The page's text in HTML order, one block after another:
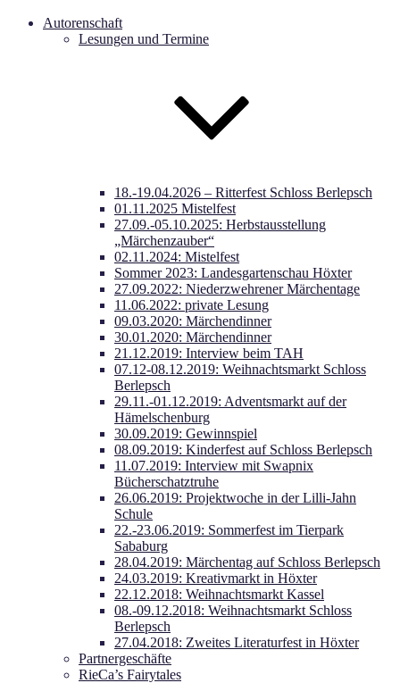
Autorenschaft
Lesungen und Termine
18.-19.04.2026 – Ritterfest Schloss Berlepsch
01.11.2025 Mistelfest
27.09.-05.10.2025: Herbstausstellung
„Märchenzauber“
02.11.2024: Mistelfest
Sommer 2023: Landesgartenschau Höxter
27.09.2022: Niederzwehrener Märchentage
11.06.2022: private Lesung
09.03.2020: Märchendinner
30.01.2020: Märchendinner
21.12.2019: Interview beim TAH
07.12-08.12.2019: Weihnachtsmarkt Schloss
Berlepsch
29.11.-01.12.2019: Adventsmarkt auf der
Hämelschenburg
30.09.2019: Gewinnspiel
08.09.2019: Kinderfest auf Schloss Berlepsch
11.07.2019: Interview mit Swapnix
Bücherschatztruhe
26.06.2019: Projektwoche in der Lilli-Jahn
Schule
22.-23.06.2019: Sommerfest im Tierpark
Sababurg
28.04.2019: Märchentag auf Schloss Berlepsch
24.03.2019: Kreativmarkt in Höxter
22.12.2018: Weihnachtsmarkt Kassel
08.-09.12.2018: Weihnachtsmarkt Schloss
Berlepsch
27.04.2018: Zweites Literaturfest in Höxter
Partnergeschäfte
RieCa’s Fairytales